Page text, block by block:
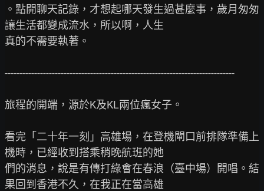
。點開聊天記錄，才想起哪天發生過甚麼事，歲月匆匆
讓生活都變成流水，所以啊，人生
真的不需要執著。
------------------------------------------------------------------------------
旅程的開端，源於K及KL兩位瘋女子。
看完「二十年一刻」高雄場，在登機閘口前排隊準備上
機時，已經收到搭乘稍晚航班的她
們的消息，說是有傳打綠會在春浪（臺中場）開唱。結
果回到香港不久，在我正在當高雄